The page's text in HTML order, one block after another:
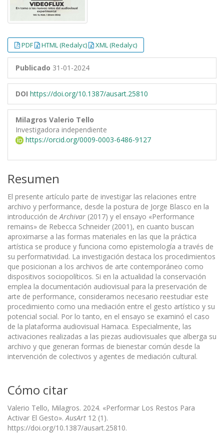
PDF HTML (Redalyc) XML (Redalyc)
Publicado 31-01-2024
DOI https://doi.org/10.1387/ausart.25810
Milagros Valerio Tello
Investigadora independiente
https://orcid.org/0009-0003-6486-9127
Resumen
El presente artículo parte de investigar las relaciones entre
archivo y performance, desde la postura de Jorge Blasco en la
introducción deArchivar (2017) y el ensayo «Performance
remains» de Rebecca Schneider (2001), en cuanto buscan
aproximarse a las formas materiales en las que la práctica
artística se produce y funciona como epistemología a través de
su performatividad. La investigación destaca los procedimientos
que posicionan a los archivos de arte contemporáneo como
dispositivos sociopolíticos. Si en la actualidad la conservación
emplea la documentación audiovisual para la preservación de
arte de performance, consideramos necesario reestudiar este
procedimiento como una mediación entre el gesto artístico y su
potencial social. Por lo tanto, en el ensayo se examinó el caso
de la plataforma audiovisual Hamaca. Especialmente, las
activaciones realizadas a las piezas audiovisuales que alberga su
archivo y que generan formas de bienestar común desde la
intervención de colectivos y agentes de mediación cultural.
Cómo citar
Valerio Tello, Milagros. 2024. «Performar Los Restos Para
Activar El Gesto».AusArt 12 (1).
https://doi.org/10.1387/ausart.25810.